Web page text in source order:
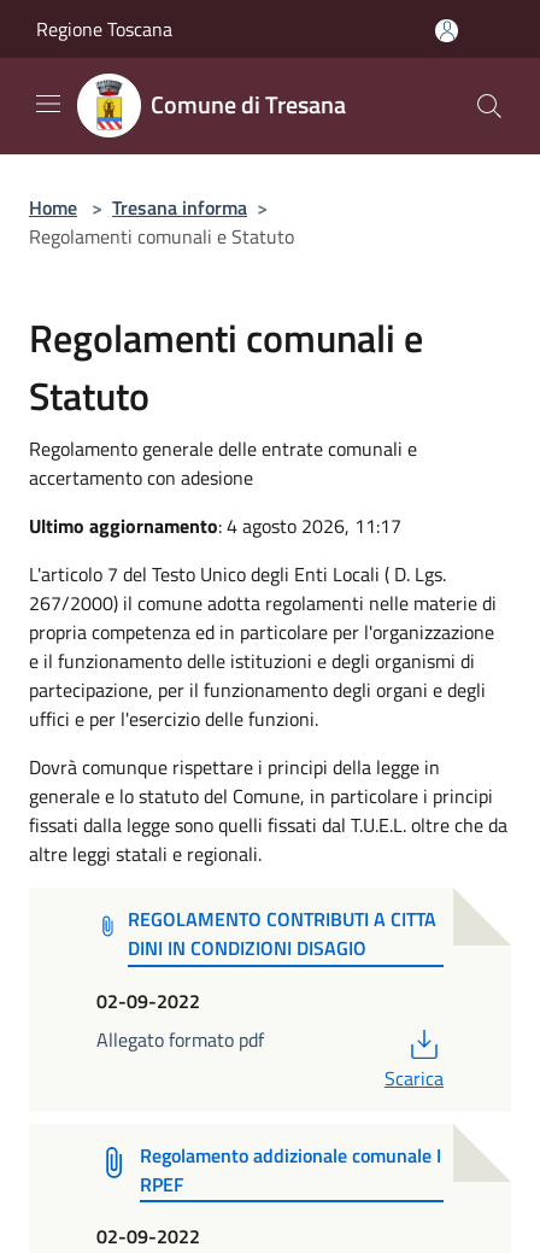
Regione Toscana
Comune di Tresana
Home > Tresana informa >
Regolamenti comunali e Statuto
Regolamenti comunali e
Statuto
Regolamento generale delle entrate comunali e
accertamento con adesione
Ultimo aggiornamento: 4 agosto 2026, 11:17
L'articolo 7 del Testo Unico degli Enti Locali ( D. Lgs.
267/2000) il comune adotta regolamenti nelle materie di
propria competenza ed in particolare per l'organizzazione
e il funzionamento delle istituzioni e degli organismi di
partecipazione, per il funzionamento degli organi e degli
uffici e per l'esercizio delle funzioni.
Dovrà comunque rispettare i principi della legge in
generale e lo statuto del Comune, in particolare i principi
fissati dalla legge sono quelli fissati dal T.U.E.L. oltre che da
altre leggi statali e regionali.
REGOLAMENTO CONTRIBUTI A CITTA
DINI IN CONDIZIONI DISAGIO
02-09-2022
Allegato formato pdf
Scarica
Regolamento addizionale comunale I
RPEF
02-09-2022